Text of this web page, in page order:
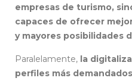
empresas de turismo,
capaces de ofrecer
y mayores posibilidades
Paralelamente, la
perfiles más